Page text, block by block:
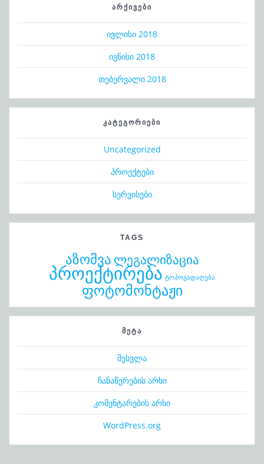
ᲐᲠᲥᲘᲕᲔᲑᲘ
ივლისი 2018
ივნისი 2018
თებერვალი 2018
ᲙᲐᲢᲔᲒᲝᲠᲘᲔᲑᲘ
Uncategorized
პროექტები
სერვისები
TAGS
აზომვა ლეგალიზაცია
პროექტირება ტოპოგადაღება
ფოტომონტაჟი
ᲛᲔᲢᲐ
შესვლა
ჩანაწერების არხი
კომენტარების არხი
WordPress.org